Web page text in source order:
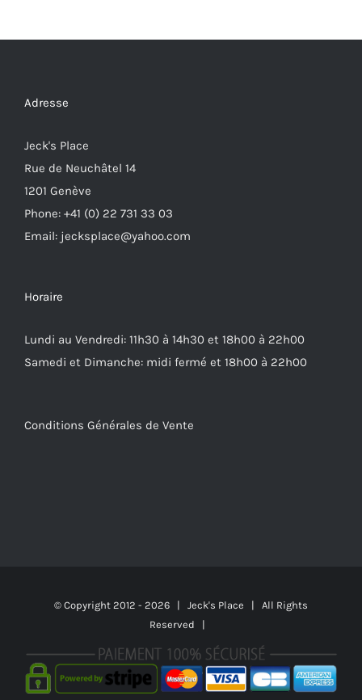
Adresse
Jeck's Place
Rue de Neuchâtel 14
1201 Genève
Phone: +41 (0) 22 731 33 03
Email: jecksplace@yahoo.com
Horaire
Lundi au Vendredi: 11h30 à 14h30 et 18h00 à 22h00
Samedi et Dimanche: midi fermé et 18h00 à 22h00
Conditions Générales de Vente
© Copyright 2012 - 2026 | Jeck's Place | All Rights
Reserved |